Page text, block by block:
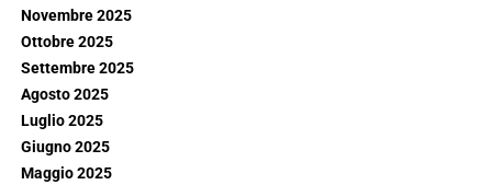
Novembre 2025
Ottobre 2025
Settembre 2025
Agosto 2025
Luglio 2025
Giugno 2025
Maggio 2025